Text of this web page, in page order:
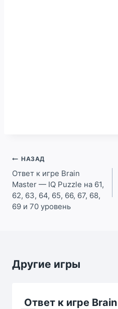
Навигация
по
записям
НАЗАД
Ответ к игре Brain
Master — IQ Puzzle на 61,
62, 63, 64, 65, 66, 67, 68,
69 и 70 уровень
Другие игры
Ответ к игре